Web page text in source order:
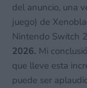
del anuncio, una
juego) de
Nintendo Switch
2026. Mi
que lleve esta
puede ser